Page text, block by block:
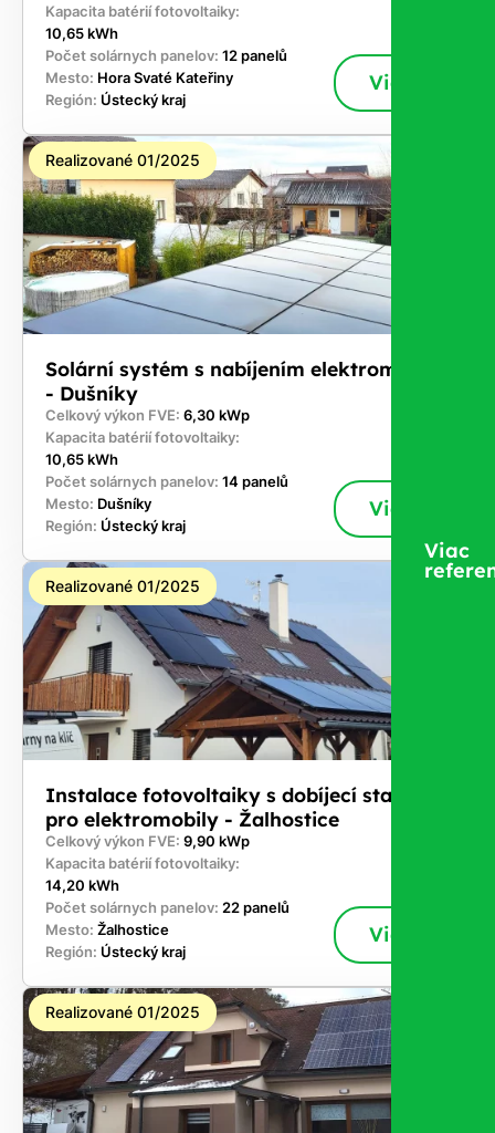
Kapacita batérií fotovoltaiky:
10,65 kWh
Počet solárnych panelov: 12 panelů
Mesto: Hora Svaté Kateřiny
Región: Ústecký kraj
Viac
Realizované 01/2025
Solární systém s nabíjením elektromobilů
- Dušníky
Celkový výkon FVE: 6,30 kWp
Kapacita batérií fotovoltaiky:
10,65 kWh
Počet solárnych panelov: 14 panelů
Mesto: Dušníky
Región: Ústecký kraj
Viac
Realizované 01/2025
Instalace fotovoltaiky s dobíjecí stanicí
pro elektromobily - Žalhostice
Celkový výkon FVE: 9,90 kWp
Kapacita batérií fotovoltaiky:
14,20 kWh
Počet solárnych panelov: 22 panelů
Mesto: Žalhostice
Región: Ústecký kraj
Viac
Realizované 01/2025
Viac